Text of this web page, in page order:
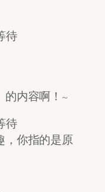
待
的内容啊！~
待
，你指的是原